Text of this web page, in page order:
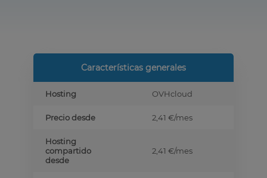
Características generales
Hosting OVHcloud
Precio desde 2,41 €/mes
Hosting
compartido
desde
2,41 €/mes